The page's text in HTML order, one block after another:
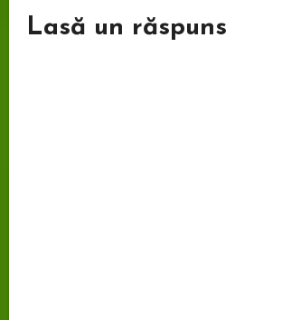
Lasă un răspuns